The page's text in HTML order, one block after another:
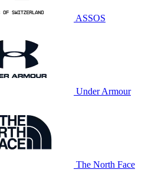
ASSOS
Under Armour
The North Face